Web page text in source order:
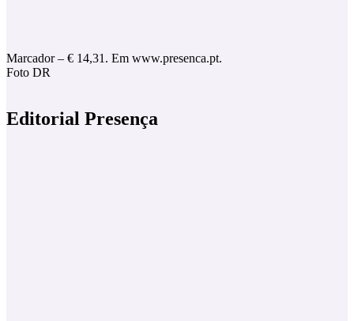
Marcador – € 14,31. Em www.presenca.pt.
Foto DR
Editorial Presença